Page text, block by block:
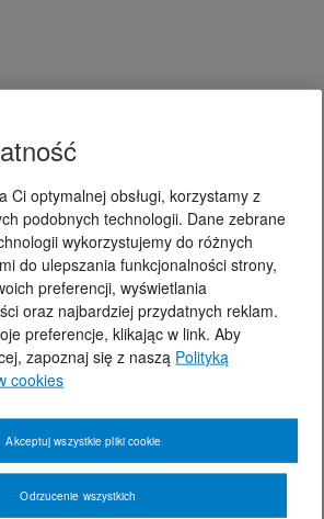
Ci optymalnej obsługi, korzystamy z
podobnych technologii. Dane zebrane
wykorzystujemy do różnych
do ulepszania funkcjonalności strony,
preferencji, wyświetlania
oraz najbardziej przydatnych reklam.
preferencje, klikając w link. Aby
zapoznaj się z naszą Polityką
cookies
Odrzucenie wszystkich
Akceptuj wszystkie pliki cookie